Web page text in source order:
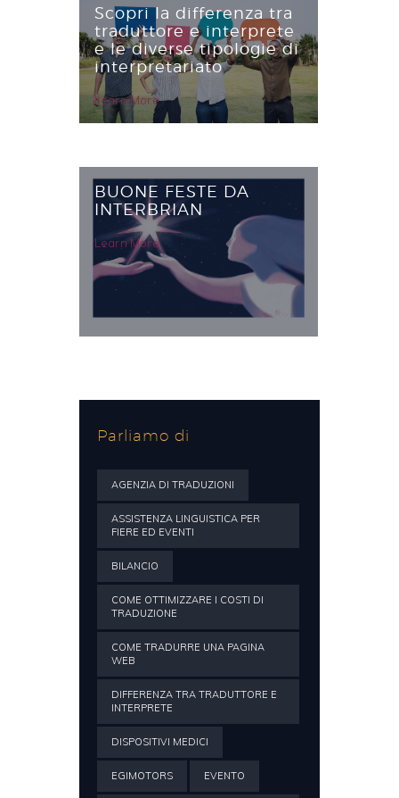
Scopri la differenza tra
traduttore e interprete
e le diverse tipologie di
interpretariato
Learn More
BUONE FESTE DA
INTERBRIAN
Learn More
Parliamo di
AGENZIA DI TRADUZIONI
ASSISTENZA LINGUISTICA PER
FIERE ED EVENTI
BILANCIO
COME OTTIMIZZARE I COSTI DI
TRADUZIONE
COME TRADURRE UNA PAGINA
WEB
DIFFERENZA TRA TRADUTTORE E
INTERPRETE
DISPOSITIVI MEDICI
EGIMOTORS EVENTO